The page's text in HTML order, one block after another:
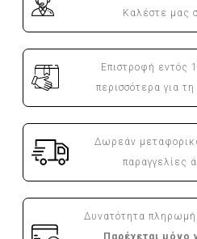
Καλέστε μας
Επιστροφή εντός
περισσότερα για
Δωρεάν
παραγγελίες
Δυνατότητα